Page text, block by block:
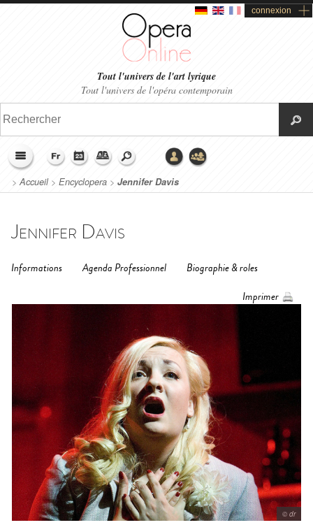
connexion
Tout l'univers de l'art lyrique
Tout l'univers de l'opéra contemporain
>Accueil> Encyclopera > Jennifer Davis
Jennifer Davis
Informations Agenda Professionnel
Biographie & roles
Imprimer
© dr